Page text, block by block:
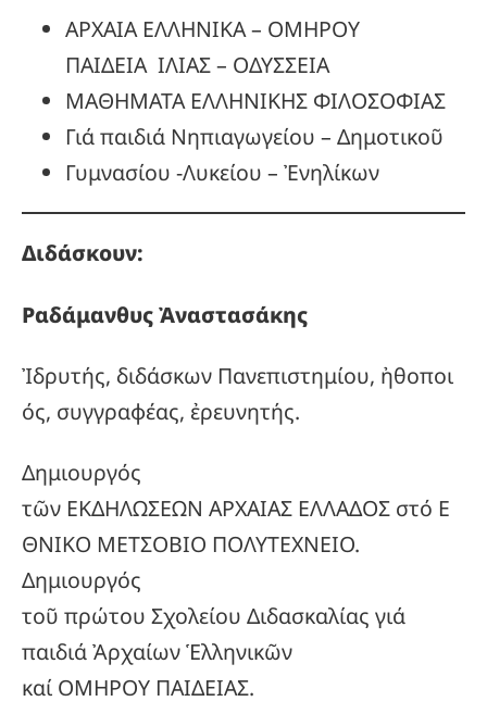
ΑΡΧΑΙΑ ΕΛΛΗΝΙΚΑ – ΟΜΗΡΟΥ
ΠΑΙΔΕΙΑ ΙΛΙΑΣ – ΟΔΥΣΣΕΙΑ
ΜΑΘΗΜΑΤΑ ΕΛΛΗΝΙΚΗΣ ΦΙΛΟΣΟΦΙΑΣ
Γιά παιδιά Νηπιαγωγείου – Δημοτικοῦ
Γυμνασίου -Λυκείου – Ἐνηλίκων
Διδάσκουν:
ΡαδάμανθυςἈναστασάκης
Ἰδρυτής, διδάσκων Πανεπιστημίου, ἠθοποι
ός, συγγραφέας, ἐρευνητής.
Δημιουργός
τῶν ΕΚΔΗΛΩΣΕΩΝ ΑΡΧΑΙΑΣ ΕΛΛΑΔΟΣ στό Ε
ΘΝΙΚΟ ΜΕΤΣΟΒΙΟ ΠΟΛΥΤΕΧΝΕΙΟ.
Δημιουργός
τοῦ πρώτου Σχολείου Διδασκαλίας γιά
παιδιά Ἀρχαίων Ἑλληνικῶν
καί ΟΜΗΡΟΥ ΠΑΙΔΕΙΑΣ.